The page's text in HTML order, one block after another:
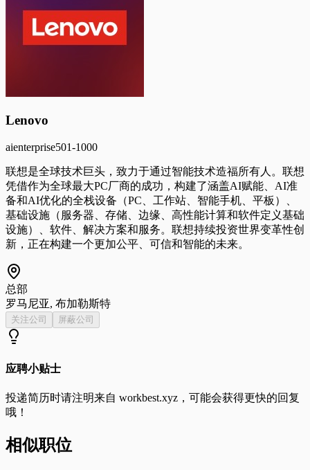
Lenovo
aienterprise501-1000
联想是全球技术巨头，致力于通过智能技术造福所有人。联想
凭借作为全球最大PC厂商的成功，构建了涵盖AI赋能、AI准
备和AI优化的全栈设备（PC、工作站、智能手机、平板）、
基础设施（服务器、存储、边缘、高性能计算和软件定义基础
设施）、软件、解决方案和服务。联想持续投资世界变革性创
新，正在构建一个更加公平、可信和智能的未来。
总部
罗马尼亚, 布加勒斯特
关注公司 屏蔽公司
应聘小贴士
投递简历时请注明来自 workbest.xyz ，可能会获得更快的回复
哦！
相似职位